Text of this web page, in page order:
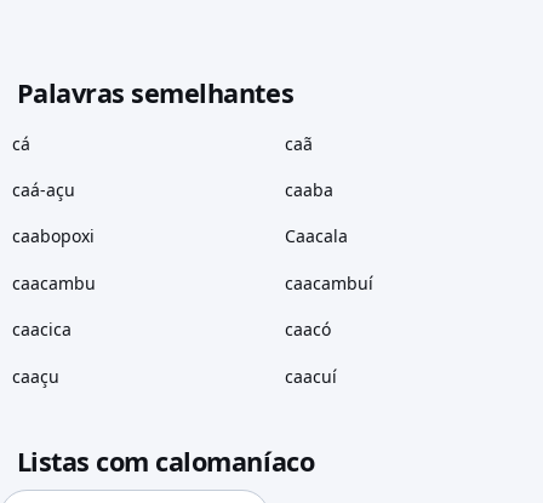
Palavras semelhantes
cá caã
caá-açu caaba
caabopoxi Caacala
caacambu caacambuí
caacica caacó
caaçu caacuí
Listas com calomaníaco